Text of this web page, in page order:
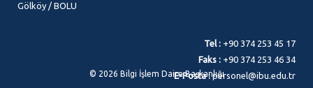
Gölköy / BOLU
Tel : +90 374 253 45 17
Faks : +90 374 253 46 34
E-Posta :personel@ibu.edu.tr
© 2026 Bilgi İşlem Daire Başkanlığı